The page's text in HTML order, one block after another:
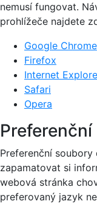
nemusí fungovat.
prohlížeče najdete
Google Chrome
Firefox
Internet
Safari
Opera
Preferenční
zapamatovat si
webová stránka
preferovaný jazyk